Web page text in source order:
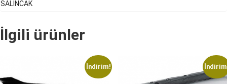
SALINCAK
İlgili ürünler
İndirim!